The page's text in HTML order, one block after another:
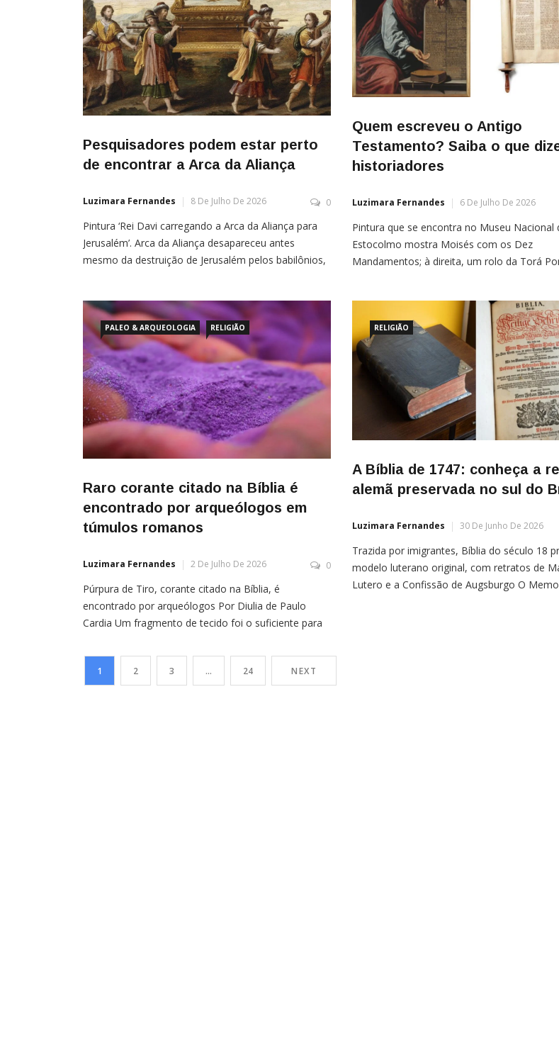
Pesquisadores podem estar perto
de encontrar a Arca da Aliança
Luzimara Fernandes 8 De Julho De 2026 0
Pintura ‘Rei Davi carregando a Arca da Aliança para
Jerusalém’. Arca da Aliança desapareceu antes
mesmo da destruição de Jerusalém pelos babilônios,
podem ser os restos de um local onde, segundo a
narrativa bíblica, a Arca da Aliança teria sido mantida
[…]
Quem escreveu o Antigo
Testamento? Saiba o que
historiadores
Luzimara Fernandes 6 De Julho De 2026
Pintura que se encontra no Museu Nacional
Estocolmo mostra Moisés com os Dez
Mandamentos; à direita, um rolo da Torá
Bíblia (Gênesis, Êxodo, Levítico, Números e
Deuteronômio) foram escritos por Moisés.
a narrativa bíblica, Moisés recebeu a Lei […]
PALEO & ARQUEOLOGIA RELIGIÃO
Raro corante citado na Bíblia é
encontrado por arqueólogos em
túmulos romanos
Luzimara Fernandes 2 De Julho De 2026 0
Púrpura de Tiro, corante citado na Bíblia, é
encontrado por arqueólogos Por Diulia de Paulo
Cardia Um fragmento de tecido foi o suficiente para
décadas: a púrpura de Tiro, o corante mais caro e
prestigiado da Antiguidade — e citado em passagens
RELIGIÃO
A Bíblia de 1747: conheça a
alemã preservada no sul do
Luzimara Fernandes 30 De Junho De 2026
Trazida por imigrantes, Bíblia do século 18
modelo luterano original, com retratos de
Lutero e a Confissão de Augsburgo O
1 2 3 … 24 NEXT